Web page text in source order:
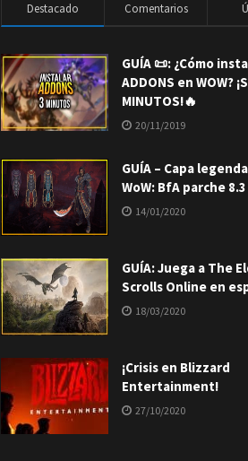
Destacado Comentarios
GUÍA 📜: ¿Cómo
ADDONS en WOW?
MINUTOS!🔥
20/11/2019
GUÍA – Capa
WoW: BfA parche 8.3
14/01/2020
GUÍA: Juega a The
Scrolls Online en
18/03/2020
¡Crisis en Blizzard
Entertainment!
27/10/2020